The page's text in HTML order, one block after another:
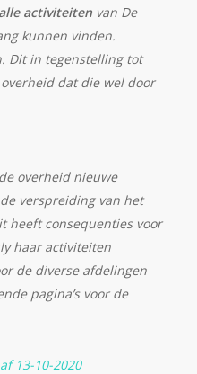
alle activiteitenvan De
kunnen vinden.
Dit in tegenstelling tot
dat die wel door
overheid nieuwe
verspreiding van het
heeft consequenties voor
haar activiteiten
de diverse afdelingen
pagina’s voor de
13-10-2020